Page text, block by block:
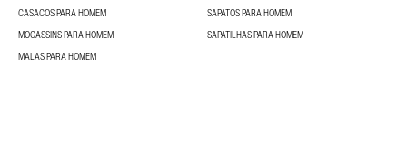
CASACOS PARA HOMEM
SAPATOS PARA HOMEM
MOCASSINS PARA HOMEM
SAPATILHAS PARA HOMEM
MALAS PARA HOMEM